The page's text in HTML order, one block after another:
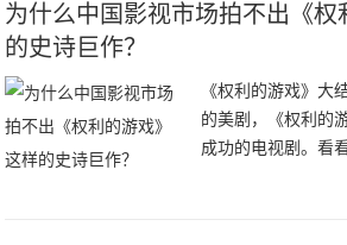
为什么中国影视市场拍不出《权
的史诗巨作？
《权利的游戏》大
的美剧，《权利的
成功的电视剧。看
的千篇一律的电视